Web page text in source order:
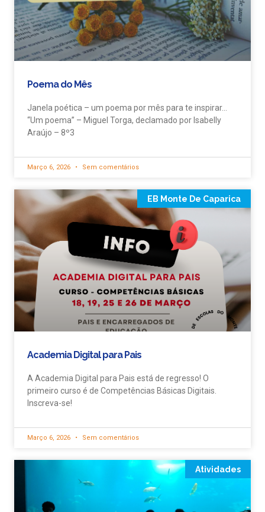
Poema do Mês
Janela poética – um poema por mês para te inspirar…
“Um poema” – Miguel Torga, declamado por Isabelly
Araújo – 8º3
Março 6, 2026 Sem comentários
EB Monte De Caparica
Academia Digital para Pais
A Academia Digital para Pais está de regresso! O
primeiro curso é de Competências Básicas Digitais.
Inscreva-se!
Março 6, 2026 Sem comentários
Atividades